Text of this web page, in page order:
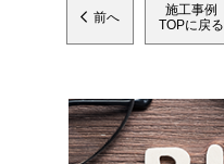
前へ
施工事例
TOPに戻る